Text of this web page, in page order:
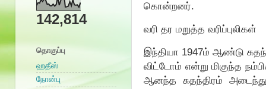
கொன்றனர்.
வரி தர மறுத்த வரிப்புலிகள்
இந்தியா 1947ம் ஆண்டு
விட்டோம் என்று மிகுந்த
ஆனந்த சுதந்திரம்
142,814
தொகுப்பு
ஹதீஸ்
நோன்பு